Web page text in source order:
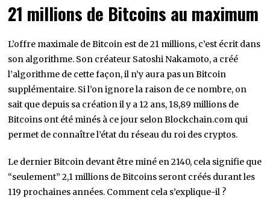
21 millions de Bitcoins au maximum
L’offre maximale de Bitcoin est de 21 millions, c’est écrit dans
son algorithme. Son créateur Satoshi Nakamoto, a créé
l’algorithme de cette façon, il n’y aura pas un Bitcoin
supplémentaire. Si l’on ignore la raison de ce nombre, on
sait que depuis sa création il y a 12 ans, 18,89 millions de
Bitcoins ont été minés à ce jour selon Blockchain.com qui
permet de connaître l’état du réseau du roi des cryptos.
Le dernier Bitcoin devant être miné en 2140, cela signifie que
“seulement” 2,1 millions de Bitcoins seront créés durant les
119 prochaines années. Comment cela s’explique-il ?